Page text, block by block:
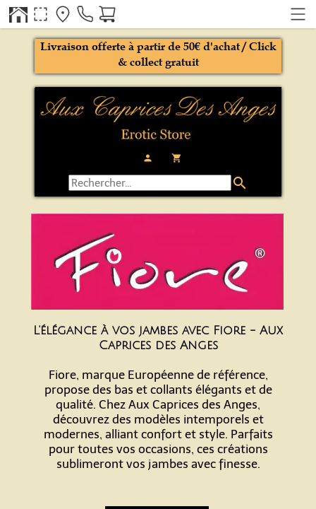
person local_grocery_store
Livraison offerte à partir de 50€ d'achat / Click
& collect gratuit
search
L'élégance à vos jambes avec Fiore - Aux
Caprices des Anges
Fiore, marque Européenne de référence,
propose des bas et collants élégants et de
qualité. Chez Aux Caprices des Anges,
découvrez des modèles intemporels et
modernes, alliant confort et style. Parfaits
pour toutes vos occasions, ces créations
sublimeront vos jambes avec finesse.